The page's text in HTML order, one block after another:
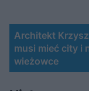
Architekt
musi mieć city i
wieżowce